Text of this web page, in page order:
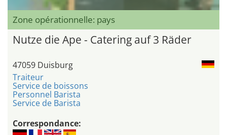
Zone opérationnelle: pays
Nutze die Ape - Catering auf 3 Räder
47059 Duisburg
Traiteur
Service de boissons
Personnel Barista
Service de Barista
Correspondance: